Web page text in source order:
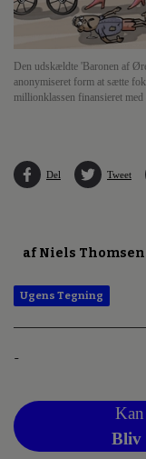
Den udskældte 'Baronen af
anonymiseret form at sætte
millionklassen finansieret med
Del Tweet
af Niels Thomsen
Ugens Tegning
-
Bliv